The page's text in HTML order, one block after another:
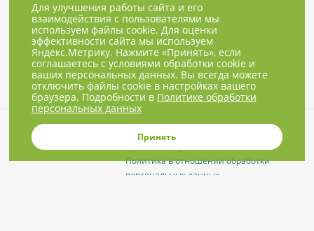
© 2001-2026, NBPrice.ru — проект
Политика в отношении обработки
персональных данных
Для улучшения работы сайта и его
взаимодействия с пользователями мы
используем файлы cookie. Для оценки
эффективности сайта мы используем
Яндекс.Метрику. Нажмите «Принять», если
соглашаетесь с условиями обработки cookie и
ваших персональных данных. Вы всегда можете
отключить файлы cookie в настройках вашего
браузера. Подробности в Политике обработки
персональных данных
Принять